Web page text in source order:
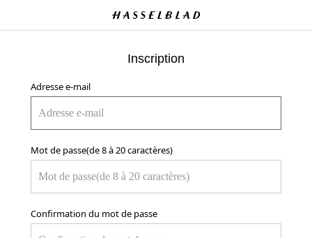
Inscription
Adresse e-mail
Mot de passe(de 8 à 20 caractères)
Confirmation du mot de passe